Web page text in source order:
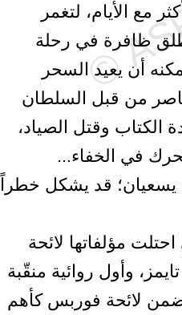
مع الأيام، لتغمر
ظافرة في رحلة
أن يعيد السحر
من قبل السلطان
الكتاب وقتل الصياد،
في الخفاء...
يسعيان؛ قد يشكل خطراً
مؤلفاتها لائحة
وأول روائية منقّبة
لائحة فوربس كأهم